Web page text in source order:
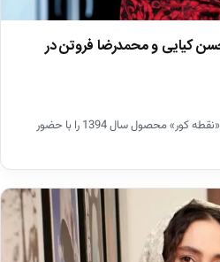
کیایی و محمدرضا فروتن در
در اینجا تصویری از پشت صحنه فیلم «نقطه کور» محصول سال 1394 را با حضور